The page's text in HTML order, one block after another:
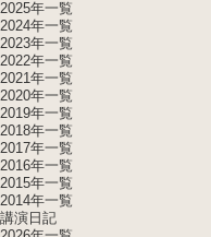
2025年一覧
2024年一覧
2023年一覧
2022年一覧
2021年一覧
2020年一覧
2019年一覧
2018年一覧
2017年一覧
2016年一覧
2015年一覧
2014年一覧
講演日記